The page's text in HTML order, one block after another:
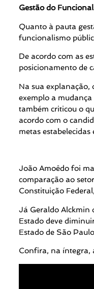
Gestão do
Quanto à pauta
funcionalismo
De acordo com as
posicionamento de
Na sua explanação,
exemplo a
também criticou o
acordo com o
metas
João Amoêdo foi
comparação ao
Constituição
Já Geraldo Alckmin
Estado deve
Estado de São
Confira, na íntegra,